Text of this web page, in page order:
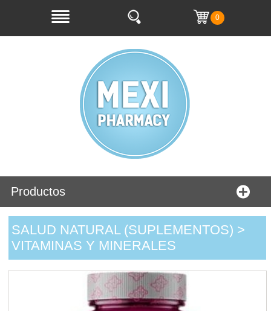
0
Productos
SALUD NATURAL (SUPLEMENTOS) >
VITAMINAS Y MINERALES